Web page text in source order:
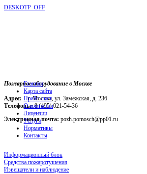
DESKOTP_OFF
Пожарное оборудование в Москве
Адрес: г. Москва, ул. Замежская, д. 236
Телефоны:8 (495) 021-54-36
Электронная почта: pozh.pomosch@pp01.ru
Главная
Карта сайта
Прайс-лист
О компании
Лицензии
Услуги
Нормативы
Контакты
Информационный блок
Средства пожаротушения
Извещатели и наблюдение